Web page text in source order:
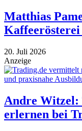
Matthias
20. Juli 2026
Anzeige
Andre
erlernen bei